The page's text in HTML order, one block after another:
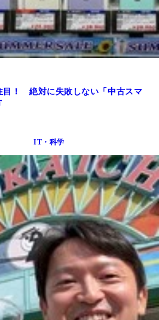
目！ 絶対に失敗しない「中古スマ
IT・科学